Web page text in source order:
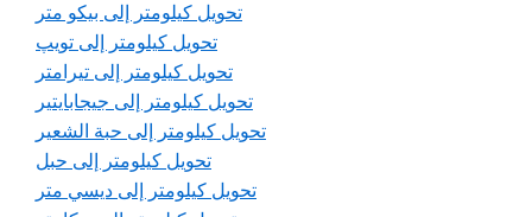
تحويل كيلومتر إلى بيكو متر
تحويل كيلومتر إلى تويپ
تحويل كيلومتر إلى تيرامتر
تحويل كيلومتر إلى جيجابايتير
تحويل كيلومتر إلى حبة الشعير
تحويل كيلومتر إلى حبل
تحويل كيلومتر إلى ديسي متر